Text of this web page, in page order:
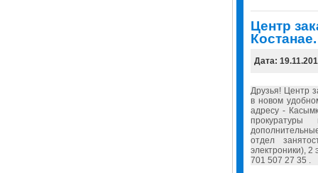
Центр
Костанае.
Дата:
Друзья! Центр
в новом
адресу -
отдел
электроники),
701 507 27 35 .